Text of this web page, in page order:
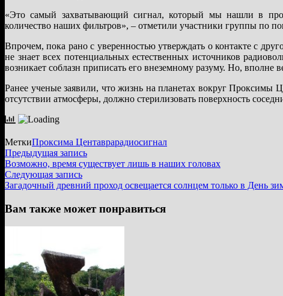
«Это самый захватывающий сигнал, который мы нашли в
количество наших фильтров», – отметили участники группы по
Впрочем, пока рано с уверенностью утверждать о контакте с
не знает всех потенциальных естественных источников
возникает соблазн приписать его внеземному разуму. Но, вполне
Ранее ученые заявили, что жизнь на планетах вокруг Проксимы
отсутствии атмосферы, должно стерилизовать поверхность
МеткиПроксима Центаврарадиосигнал
Навигация
по
записям
Предыдущая записьПредыдущая
запись:
Возможно, время существует лишь в наших головах
Следующая записьСледующая
запись:
Загадочный древний проход освещается солнцем только в День
Вам также может понравиться